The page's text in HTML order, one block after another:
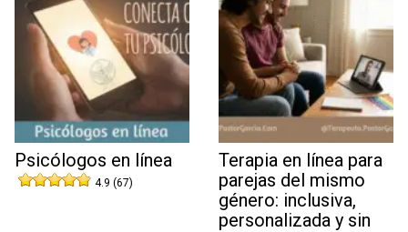
Psicólogos en línea
4.9 (67)
Terapia en línea para
parejas del mismo
género: inclusiva,
personalizada y sin